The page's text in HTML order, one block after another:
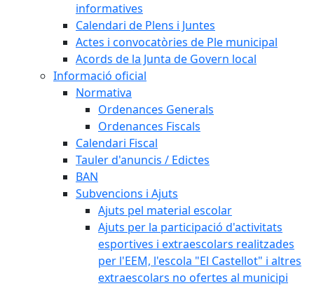
informatives
Calendari de Plens i Juntes
Actes i convocatòries de Ple municipal
Acords de la Junta de Govern local
Informació oficial
Normativa
Ordenances Generals
Ordenances Fiscals
Calendari Fiscal
Tauler d'anuncis / Edictes
BAN
Subvencions i Ajuts
Ajuts pel material escolar
Ajuts per la participació d'activitats
esportives i extraescolars realitzades
per l'EEM, l'escola "El Castellot" i altres
extraescolars no ofertes al municipi